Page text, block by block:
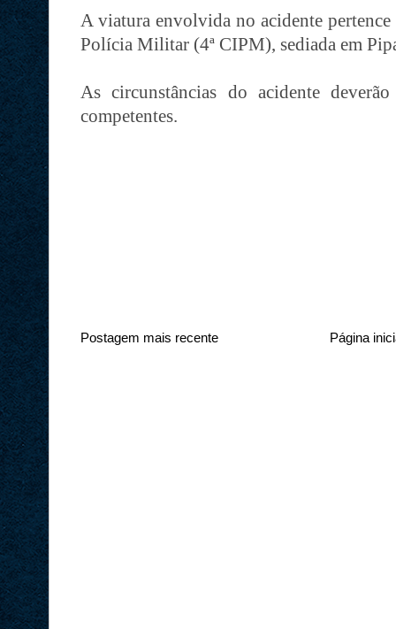
A viatura envolvida no acidente pertence
Polícia Militar (4ª CIPM), sediada em
As circunstâncias do acidente
competentes.
Postagem mais recente Página